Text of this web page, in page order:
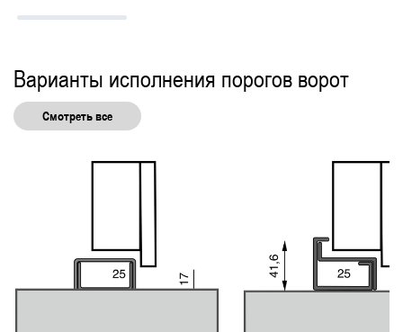
Варианты исполнения порогов ворот
Смотреть все